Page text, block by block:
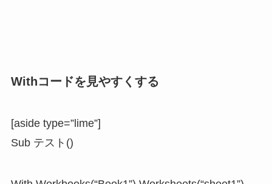
Withコードを見やすくする
[aside type=”lime”]
Sub テスト()